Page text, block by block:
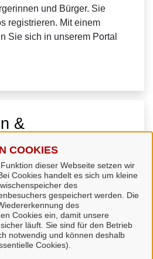
COOKIES
dieser Webseite setzen wir
Cookies handelt es sich um kleine
des
gespeichert werden. Die
des
Cookies ein, damit unsere
läuft. Sie sind für den Betrieb
notwendig und können deshalb
Cookies).
und Bürger. Sie
registrieren. Mit einem
Sie sich in unserem Portal
&